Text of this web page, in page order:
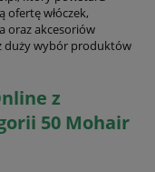
ofertę włóczek,
oraz akcesoriów
duży wybór produktów
z
50 Mohair